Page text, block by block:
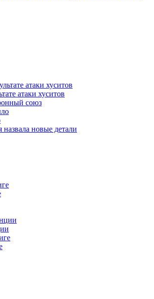
атаки хуситов
союз
новые детали